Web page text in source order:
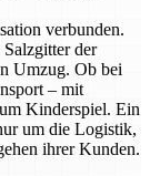
verbunden.
der
Umzug. Ob bei
– mit
Kinderspiel. Ein
um die Logistik,
ihrer Kunden.